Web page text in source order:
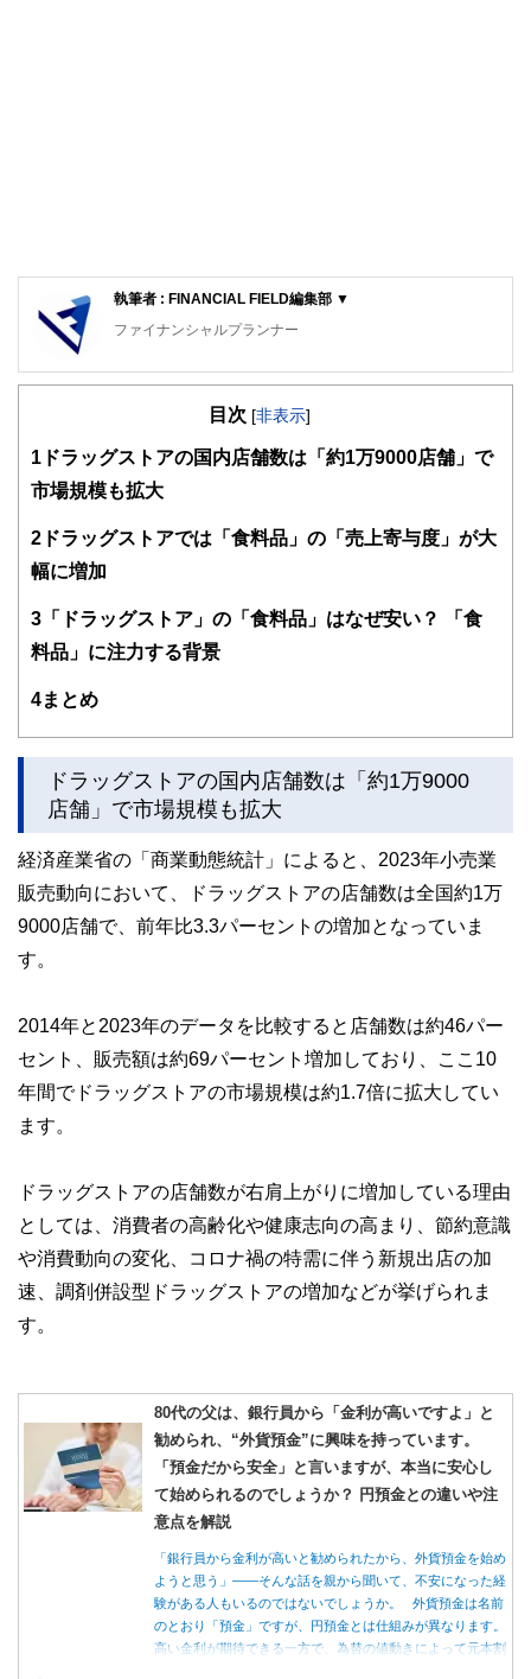
執筆者 : FINANCIAL FIELD編集部 ▼
ファイナンシャルプランナー
FinancialField編集部は、金融、経済に関する記事を、日々
知識がない方でも理解できるようわかりやすく発信していま
得者を中心に「お金や暮らし」に関する書籍・雑誌の編集経
関わることで、読者目線のコンテンツを追求しています。
ドバイザー、DCプランナー、公認会計士、社会保険労務
士、行政書士、投資アナリスト、キャリアコンサルタントな
ど150名以上の有資格者を執筆者・監修者として迎え、むず
執筆者・監修者による執筆体制を築くことで、内容のわかり
やすさはもちろんのこと、読み応えのあるコンテンツと確か
な情報発信を実現しています。
私たちは、快適でより良い生活のアイデアを提供するお金の
コンシェルジュを目指します。
目次 [非表示]
1
ドラッグストアの国内店舗数は「約1万9000店舗」で
市場規模も拡大
2 ドラッグストアでは「食料品」の「売上寄与度」が大
幅に増加
3 「ドラッグストア」の「食料品」はなぜ安い？ 「食
料品」に注力する背景
4まとめ
ドラッグストアの国内店舗数は「約1万9000
店舗」で市場規模も拡大
経済産業省の「商業動態統計」によると、2023年小売業
販売動向において、ドラッグストアの店舗数は全国約1万
9000店舗で、前年比3.3パーセントの増加となっていま
す。
2014年と2023年のデータを比較すると店舗数は約46パー
セント、販売額は約69パーセント増加しており、ここ10
年間でドラッグストアの市場規模は約1.7倍に拡大してい
ます。
ドラッグストアの店舗数が右肩上がりに増加している理由
としては、消費者の高齢化や健康志向の高まり、節約意識
や消費動向の変化、コロナ禍の特需に伴う新規出店の加
速、調剤併設型ドラッグストアの増加などが挙げられま
す。
80代の父は、銀行員から「金利が高いですよ」と
勧められ、“外貨預金”に興味を持っています。
「預金だから安全」と言いますが、本当に安心し
て始められるのでしょうか？ 円預金との違いや注
意点を解説
「銀行員から金利が高いと勧められたから、外貨預金を始め
ようと思う」――そんな話を親から聞いて、不安になった経
験がある人もいるのではないでしょうか。 外貨預金は名前
のとおり「預金」ですが、円預金とは仕組みが異なります。
高い金利が期待できる一方で、為替の値動きによって元本割